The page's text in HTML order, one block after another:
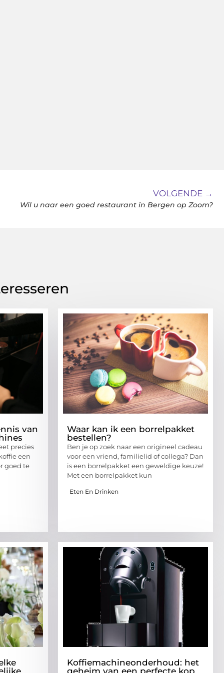
VOLGENDE →
Wil u naar een goed restaurant in Bergen op Zoom?
van
precies
een
goed te
Waar kan ik een borrelpakket
bestellen?
Ben je op zoek naar een origineel cadeau
voor een vriend, familielid of collega? Dan
is een borrelpakket een geweldige keuze!
Met een borrelpakket kun
Eten En Drinken
Koffiemachineonderhoud: het